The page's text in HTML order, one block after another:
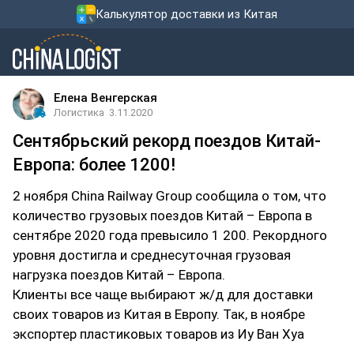
Калькулятор доставки из Китая
Елена Венгерская
Логистика 3.11.2020
Сентябрьский рекорд поездов Китай-
Европа: более 1200!
2 ноября China Railway Group сообщила о том, что
количество грузовых поездов Китай – Европа в
сентябре 2020 года превысило 1 200. Рекордного
уровня достигла и среднесуточная грузовая
нагрузка поездов Китай – Европа.
Клиенты все чаще выбирают ж/д для доставки
своих товаров из Китая в Европу. Так, в ноябре
экспортер пластиковых товаров из Иу Ван Хуа